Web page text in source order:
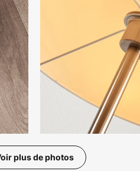
plus de photos